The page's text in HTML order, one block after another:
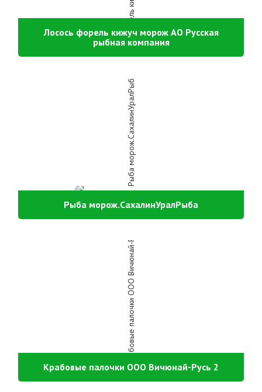
Лосось форель кижуч морож АО Русская
рыбная компания
Рыба морож.СахалинУралРыба
Крабовые палочки ООО Вичюнай-Русь 2